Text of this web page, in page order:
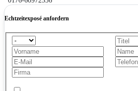
Echtzeitexposé anfordern